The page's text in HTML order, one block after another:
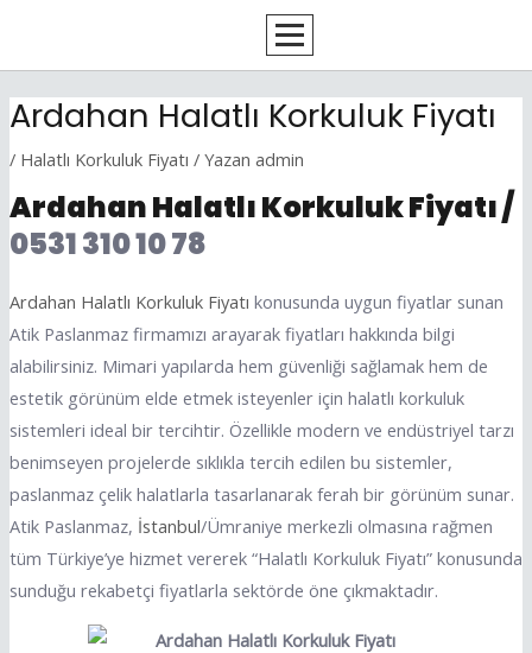
Ardahan Halatlı Korkuluk Fiyatı
/ Halatlı Korkuluk Fiyatı / Yazan admin
Ardahan Halatlı Korkuluk Fiyatı /
0531 310 10 78
Ardahan Halatlı Korkuluk Fiyatı konusunda uygun fiyatlar sunan
Atik Paslanmaz firmamızı arayarak fiyatları hakkında bilgi
alabilirsiniz. Mimari yapılarda hem güvenliği sağlamak hem de
estetik görünüm elde etmek isteyenler için halatlı korkuluk
sistemleri ideal bir tercihtir. Özellikle modern ve endüstriyel tarzı
benimseyen projelerde sıklıkla tercih edilen bu sistemler,
paslanmaz çelik halatlarla tasarlanarak ferah bir görünüm sunar.
Atik Paslanmaz, İstanbul/Ümraniye merkezli olmasına rağmen
tüm Türkiye’ye hizmet vererek “Halatlı Korkuluk Fiyatı” konusunda
sunduğu rekabetçi fiyatlarla sektörde öne çıkmaktadır.